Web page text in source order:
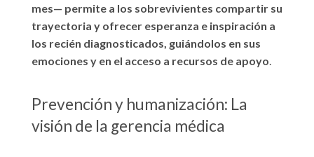
mes— permite a los sobrevivientes compartir su
trayectoria y ofrecer esperanza e inspiración a
los recién diagnosticados, guiándolos en sus
emociones y en el acceso a recursos de apoyo
Prevención y humanización: La
visión de la gerencia médica